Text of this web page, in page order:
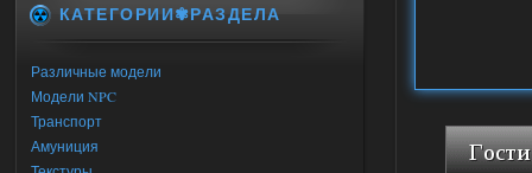
КАТЕГОРИИ✾РАЗДЕЛА
Различные модели
Модели NPC
Транспорт
Амуниция